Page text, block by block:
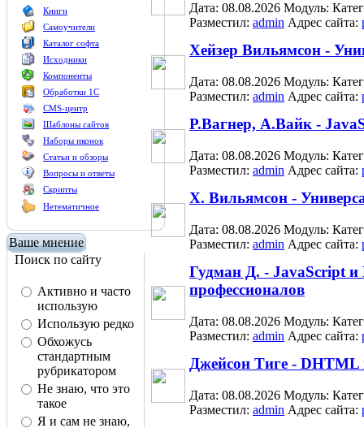
Книги
Самоучители
Каталог софта
Исходники
Компоненты
Обработки 1С
CMS-центр
Шаблоны сайтов
Наборы иконок
Статьи и обзоры
Вопросы и ответы
Скрипты
Нетематичное
Ваше мнение
Поиск по сайту
Активно и часто
использую
Использую редко
Обхожусь
стандартным
рубрикатором
Не знаю, что это
такое
Я и сам не знаю,
Дата: 08.08.2026 Модуль:
Разместил: admin Адрес сайта:
Хейзер Вильямсон -
Дата: 08.08.2026 Модуль:
Разместил: admin Адрес сайта:
Р.Вагнер, А.Вайк -
Дата: 08.08.2026 Модуль:
Разместил: admin Адрес сайта:
Х. Вильямсон -
Дата: 08.08.2026 Модуль:
Разместил: admin Адрес сайта:
Гудман Д. - JavaScript
профессионалов
Дата: 08.08.2026 Модуль:
Разместил: admin Адрес сайта:
Джейсон Тиге - DHTML
Дата: 08.08.2026 Модуль:
Разместил: admin Адрес сайта: